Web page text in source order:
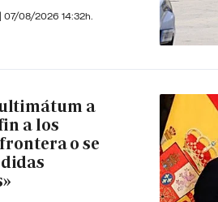
| 07/08/2026 14:32h.
a
a los
o se